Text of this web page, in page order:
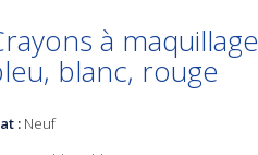
à maquillage
blanc, rouge
: Neuf